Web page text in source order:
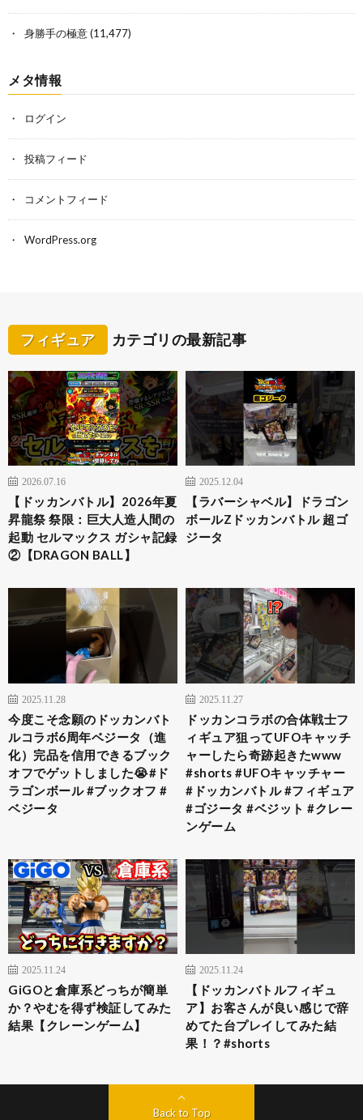
身勝手の極意(11,477)
メタ情報
ログイン
投稿フィード
コメントフィード
WordPress.org
フィギュア カテゴリの最新記事
2026.07.16
【ドッカンバトル】2026年夏
昇龍祭 祭限：巨大人造人間の
起動 セルマックス ガシャ記録
②【DRAGON BALL】
2025.12.04
【ラバーシャベル】ドラゴン
ボールZドッカンバトル 超ゴ
ジータ
2025.11.28
今度こそ念願のドッカンバト
ルコラボ6周年ベジータ（進
化）完品を信用できるブック
オフでゲットしました😭#ド
ラゴンボール #ブックオフ #
ベジータ
2025.11.27
ドッカンコラボの合体戦士フ
ィギュア狙ってUFOキャッチ
ャーしたら奇跡起きたwww
#shorts #UFOキャッチャー
#ドッカンバトル #フィギュア
#ゴジータ #ベジット #クレー
ンゲーム
2025.11.24
GiGOと倉庫系どっちが簡単
か？やむを得ず検証してみた
結果【クレーンゲーム】
2025.11.24
【ドッカンバトルフィギュ
ア】お客さんが良い感じで辞
めてた台プレイしてみた結
果！？#shorts
Back to Top